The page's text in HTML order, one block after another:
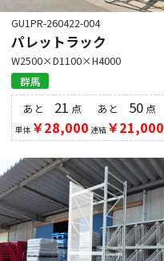
GU1PR-260422-004
パレットラック
W2500×D1100×H4000
群馬
あと 21 点
単体 ￥28,000
あと 50 点
連結￥21,000